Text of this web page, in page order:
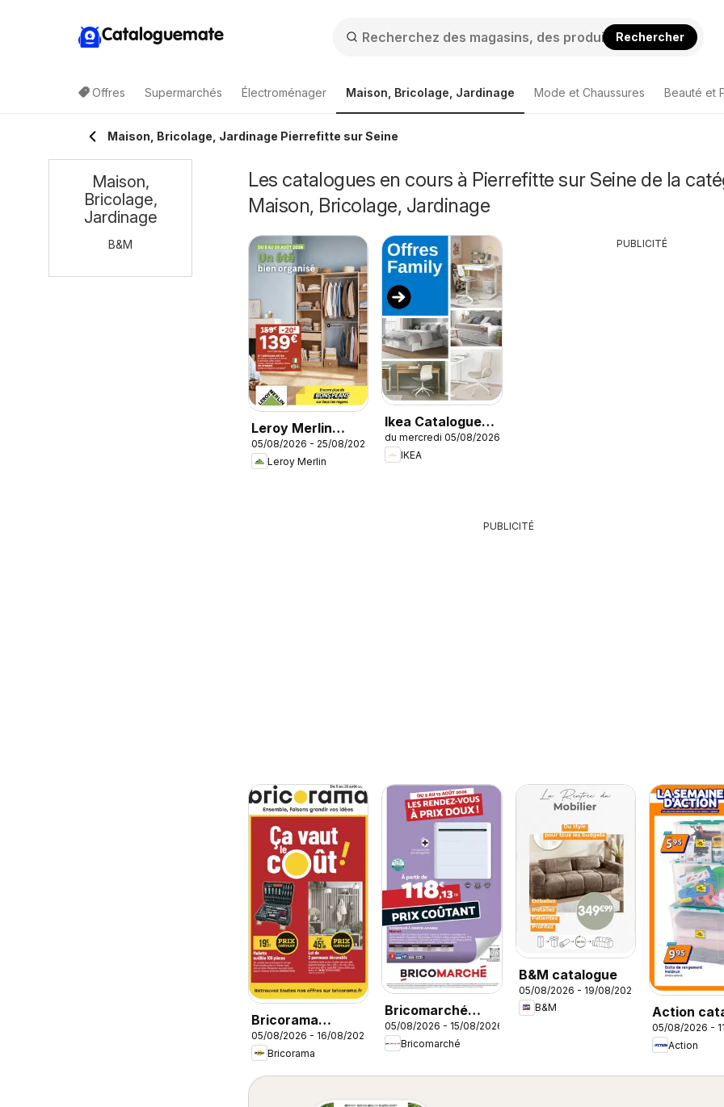
Cataloguemate Rechercher
Offres Supermarchés Électroménager Maison, Bricolage, Jardinage Mode et Chaussures Beauté et
Maison, Bricolage, Jardinage Pierrefitte sur Seine
Les catalogues en cours à Pierrefitte sur Seine de la
Maison, Bricolage, Jardinage
Leroy Merlin
catalogue
05/08/2026 - 25/08/2026
Leroy Merlin
Ikea Catalogue
des produits -
Offres Ikea
du mercredi 05/08/2026
IKEA
PUBLICITÉ
PUBLICITÉ
Bricorama
catalogue
05/08/2026 - 16/08/2026
Bricorama
Bricomarché
catalogue
05/08/2026 - 15/08/2026
Bricomarché
B&M catalogue
05/08/2026 - 19/08/2026
B&M
Action
05/08/2026 -
Action
Maison,
Bricolage,
Jardinage
B&M